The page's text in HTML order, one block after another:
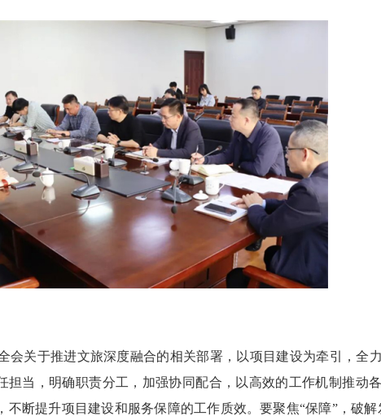
关于推进文旅深度融合的相关部署，以项目建设为牵引，全
担当，明确职责分工，加强协同配合，以高效的工作机制推动
断提升项目建设和服务保障的工作质效。要聚焦“保障”，破